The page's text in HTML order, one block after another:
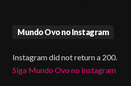
Mundo Ovo no Instagram
Instagram did not return a 200.
Siga Mundo Ovo no Instagram